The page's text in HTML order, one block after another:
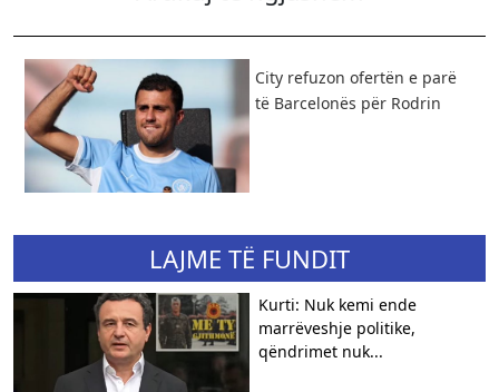
City refuzon ofertën e parë
të Barcelonës për Rodrin
LAJME TË FUNDIT
Kurti: Nuk kemi ende
marrëveshje politike,
qëndrimet nuk...